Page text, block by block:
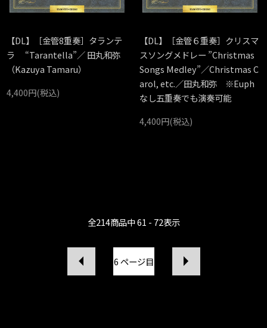
【DL】［金管8重奏］タランテ
ラ “Tarantella”／ 田丸和弥
（Kazuya Tamaru）
4,400円(税込)
【DL】［金管６重奏］クリスマ
スソングメドレー ”Christmas
Songs Medley”／Christmas C
arol, etc.／田丸和弥 ※Euph
なし五重奏でも演奏可能
4,400円(税込)
全214商品中61 - 72表示
6ページ目